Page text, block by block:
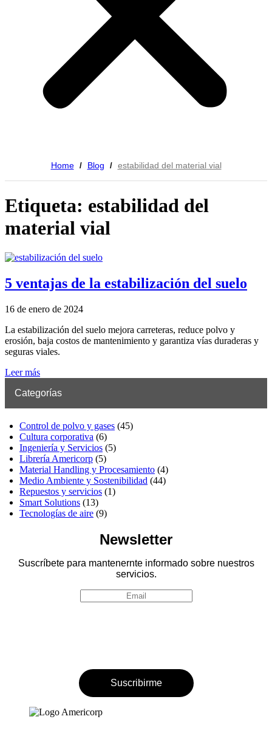
Home / Blog / estabilidad del material vial
Etiqueta: estabilidad del
material vial
5 ventajas de la estabilización del suelo
16 de enero de 2024
La estabilización del suelo mejora carreteras, reduce polvo y
erosión, baja costos de mantenimiento y garantiza vías duraderas y
seguras viales.
Leer más
Categorías
Control de polvo y gases (45)
Cultura corporativa (6)
Ingeniería y Servicios (5)
Librería Americorp (5)
Material Handling y Procesamiento (4)
Medio Ambiente y Sostenibilidad (44)
Repuestos y servicios (1)
Smart Solutions (13)
Tecnologías de aire (9)
Newsletter
Suscríbete para mantenernte informado sobre nuestros
servicios.